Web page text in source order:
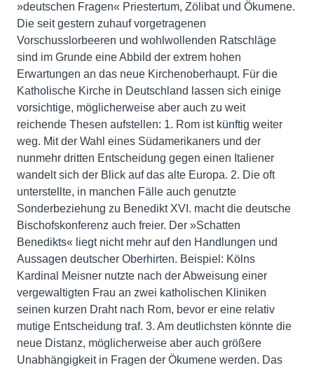
»deutschen Fragen« Priestertum, Zölibat und Ökumene.
Die seit gestern zuhauf vorgetragenen
Vorschusslorbeeren und wohlwollenden Ratschläge
sind im Grunde eine Abbild der extrem hohen
Erwartungen an das neue Kirchenoberhaupt. Für die
Katholische Kirche in Deutschland lassen sich einige
vorsichtige, möglicherweise aber auch zu weit
reichende Thesen aufstellen: 1. Rom ist künftig weiter
weg. Mit der Wahl eines Südamerikaners und der
nunmehr dritten Entscheidung gegen einen Italiener
wandelt sich der Blick auf das alte Europa. 2. Die oft
unterstellte, in manchen Fälle auch genutzte
Sonderbeziehung zu Benedikt XVI. macht die deutsche
Bischofskonferenz auch freier. Der »Schatten
Benedikts« liegt nicht mehr auf den Handlungen und
Aussagen deutscher Oberhirten. Beispiel: Kölns
Kardinal Meisner nutzte nach der Abweisung einer
vergewaltigten Frau an zwei katholischen Kliniken
seinen kurzen Draht nach Rom, bevor er eine relativ
mutige Entscheidung traf. 3. Am deutlichsten könnte die
neue Distanz, möglicherweise aber auch größere
Unabhängigkeit in Fragen der Ökumene werden. Das